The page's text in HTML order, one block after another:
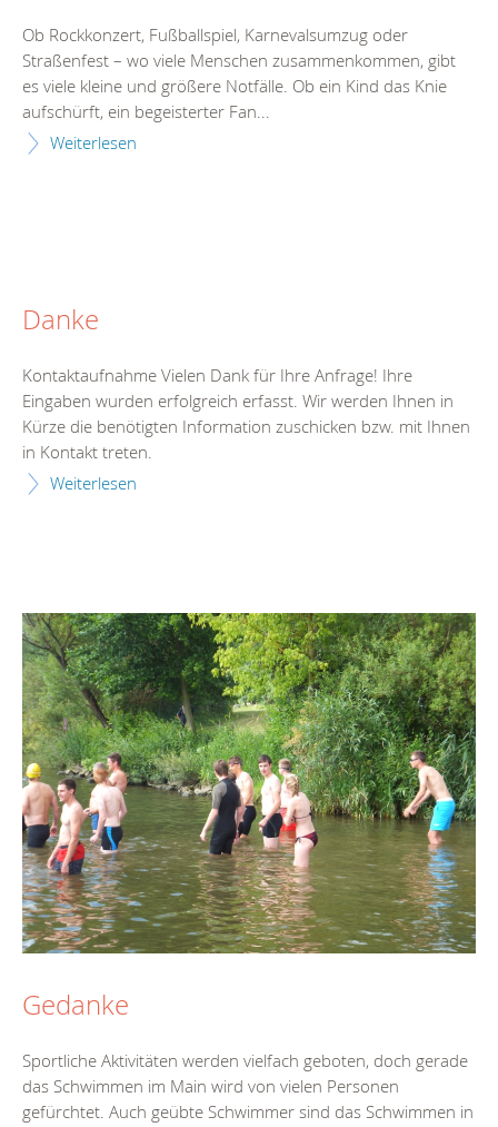
Ob Rockkonzert, Fußballspiel, Karnevalsumzug oder
Straßenfest – wo viele Menschen zusammenkommen, gibt
es viele kleine und größere Notfälle. Ob ein Kind das Knie
aufschürft, ein begeisterter Fan...
Weiterlesen
Danke
Kontaktaufnahme Vielen Dank für Ihre Anfrage! Ihre
Eingaben wurden erfolgreich erfasst. Wir werden Ihnen in
Kürze die benötigten Information zuschicken bzw. mit Ihnen
in Kontakt treten.
Weiterlesen
Gedanke
Sportliche Aktivitäten werden vielfach geboten, doch gerade
das Schwimmen im Main wird von vielen Personen
gefürchtet. Auch geübte Schwimmer sind das Schwimmen in